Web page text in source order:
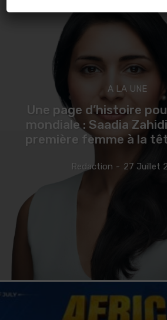
A LA UNE
Une page d’histoire
mondiale : Saadia
première femme à la
Redaction - 27 Juillet